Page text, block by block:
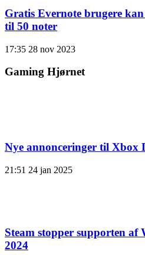
Gratis Evernote brugere
til 50 noter
17:35 28 nov 2023
Gaming Hjørnet
Nye annonceringer til Xbox
21:51 24 jan 2025
Steam stopper supporten af
2024